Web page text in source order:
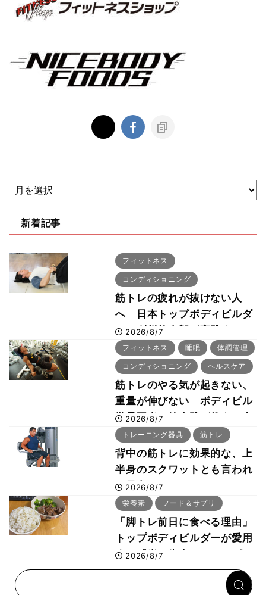
新着記事
フィットネス
コンディショニング
筋トレの疲れが抜けない人
へ 日本トップボディビルダ
ー・刈川啓志郎が実践する
「回復習慣」
2026/8/7
フィットネス 睡眠 体調管理
コンディショニング ヘルスケア
筋トレのやる気が起きない、
重量が伸びない ボディビル
世界王者・鈴木雅が教える食
事・睡眠・呼吸の整え方
2026/8/7
トレーニング器具 筋トレ
背中の筋トレに効果的な、上
半身のスクワットとも言われ
た最高マシン“ノーチラス・
プルオーバーマシン”とは？
2026/8/7
栄養素 フード＆サプリ
「脚トレ前日に食べる理由」
トップボディビルダーが愛用
する「米＋牛肉」のシンプル
回復メシとは？
2026/8/7